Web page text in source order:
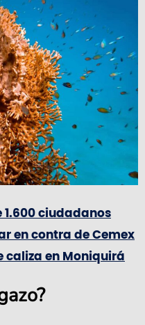
1.600 ciudadanos
en contra de Cemex
caliza en Moniquirá